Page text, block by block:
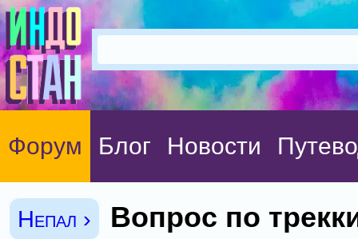
Форум Блог Новости
Непал ›
Вопрос по